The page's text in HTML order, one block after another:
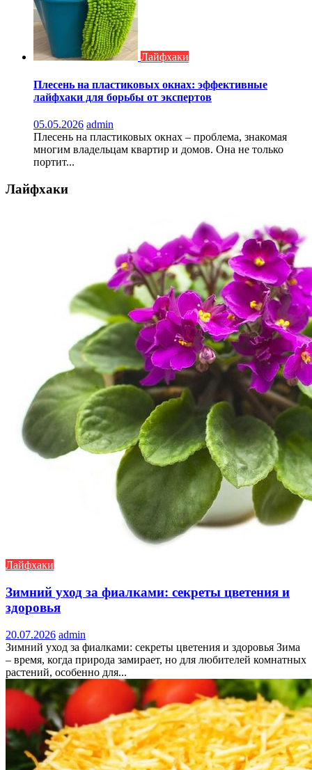
Лайфхаки
Плесень на пластиковых окнах: эффективные
лайфхаки для борьбы от экспертов
05.05.2026 admin
Плесень на пластиковых окнах – проблема, знакомая
многим владельцам квартир и домов. Она не только
портит...
Лайфхаки
Лайфхаки
Зимний уход за фиалками: секреты цветения и
здоровья
20.07.2026 admin
Зимний уход за фиалками: секреты цветения и здоровья Зима
– время, когда природа замирает, но для любителей комнатных
растений, особенно для...